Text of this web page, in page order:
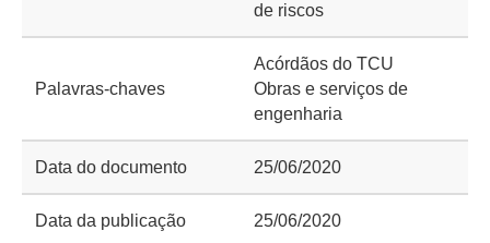
de riscos
Palavras-chaves
Acórdãos do TCU
Obras e serviços de
engenharia
Data do documento 25/06/2020
Data da publicação 25/06/2020